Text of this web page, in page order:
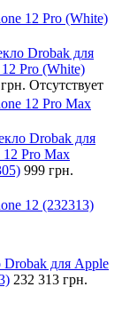
12 Pro (White)
Drobak для
Pro (White)
Отсутствует
12 Pro Max
Drobak для
12 Pro Max
999 грн.
12 (232313)
Drobak для Apple
232 313 грн.